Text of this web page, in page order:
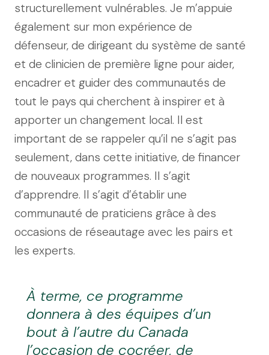
structurellement vulnérables. Je m’appuie
également sur mon expérience de
défenseur, de dirigeant du système de santé
et de clinicien de première ligne pour aider,
encadrer et guider des communautés de
tout le pays qui cherchent à inspirer et à
apporter un changement local. Il est
important de se rappeler qu’il ne s’agit pas
seulement, dans cette initiative, de financer
de nouveaux programmes. Il s’agit
d’apprendre. Il s’agit d’établir une
communauté de praticiens grâce à des
occasions de réseautage avec les pairs et
les experts.
À terme, ce programme
donnera à des équipes d’un
bout à l’autre du Canada
l’occasion de cocréer, de